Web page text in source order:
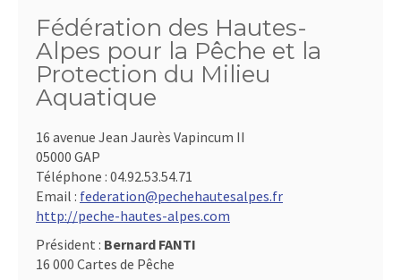
Fédération des Hautes-
Alpes pour la Pêche et la
Protection du Milieu
Aquatique
16 avenue Jean Jaurès Vapincum II
05000 GAP
Téléphone : 04.92.53.54.71
Email : federation@pechehautesalpes.fr
http://peche-hautes-alpes.com
Président : Bernard FANTI
16 000 Cartes de Pêche